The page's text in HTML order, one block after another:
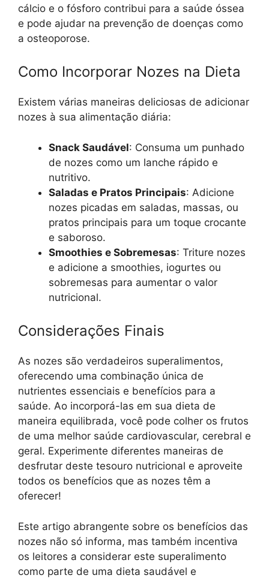
cálcio e o fósforo contribui para a saúde óssea
e pode ajudar na prevenção de doenças como
a osteoporose.
Como Incorporar Nozes na Dieta
Existem várias maneiras deliciosas de adicionar
nozes à sua alimentação diária:
Snack Saudável: Consuma um punhado
de nozes como um lanche rápido e
nutritivo.
Saladas e Pratos Principais: Adicione
nozes picadas em saladas, massas, ou
pratos principais para um toque crocante
e saboroso.
Smoothies e Sobremesas: Triture nozes
e adicione a smoothies, iogurtes ou
sobremesas para aumentar o valor
nutricional.
Considerações Finais
As nozes são verdadeiros superalimentos,
oferecendo uma combinação única de
nutrientes essenciais e benefícios para a
saúde. Ao incorporá-las em sua dieta de
maneira equilibrada, você pode colher os frutos
de uma melhor saúde cardiovascular, cerebral e
geral. Experimente diferentes maneiras de
desfrutar deste tesouro nutricional e aproveite
todos os benefícios que as nozes têm a
oferecer!
Este artigo abrangente sobre os benefícios das
nozes não só informa, mas também incentiva
os leitores a considerar este superalimento
como parte de uma dieta saudável e